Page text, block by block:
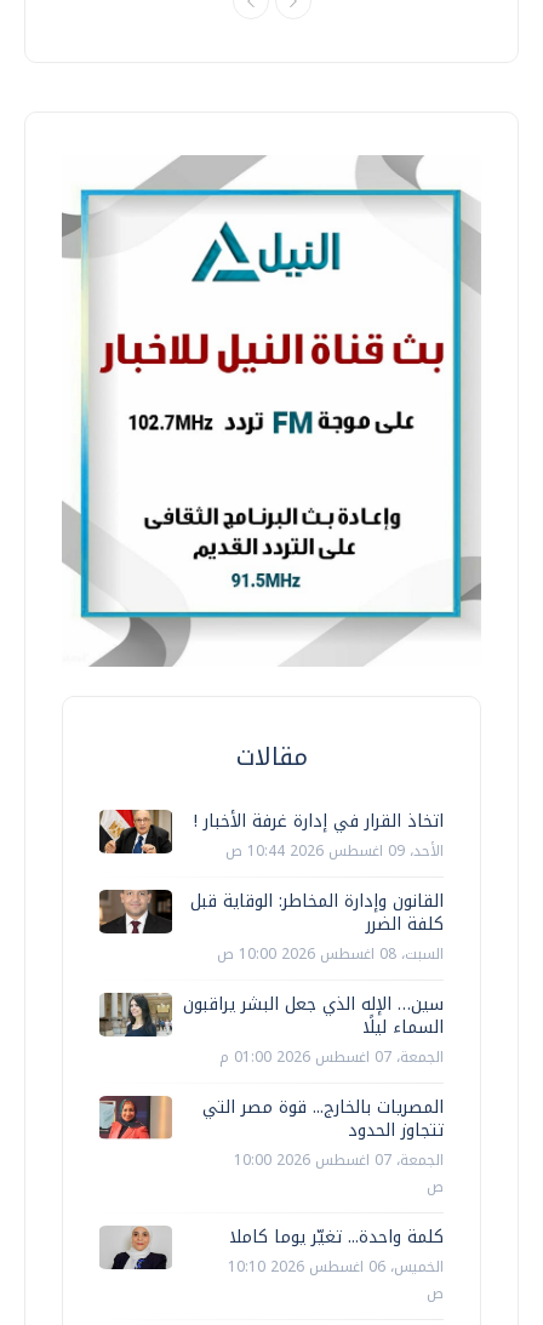
مقالات
اتخاذ القرار في إدارة غرفة الأخبار !
الأحد، 09 اغسطس 2026 10:44 ص
القانون وإدارة المخاطر: الوقاية قبل
كلفة الضرر
السبت، 08 اغسطس 2026 10:00 ص
سين… الإله الذي جعل البشر يراقبون
السماء ليلًا
الجمعة، 07 اغسطس 2026 01:00 م
المصريات بالخارج... قوة مصر التي
تتجاوز الحدود
الجمعة، 07 اغسطس 2026 10:00
ص
كلمة واحدة... تغيّر يوما كاملا
الخميس، 06 اغسطس 2026 10:10
ص